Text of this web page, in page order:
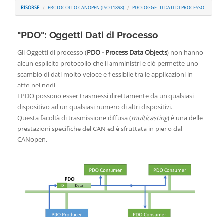
RISORSE PROTOCOLLO CANOPEN (ISO 11898) PDO: OGGETTI DATI DI PROCESSO
"PDO": Oggetti Dati di Processo
Gli Oggetti di processo (PDO - Process Data Objects) non hanno
alcun esplicito protocollo che li amministri e ciò permette uno
scambio di dati molto veloce e flessibile tra le applicazioni in
atto nei nodi.
I PDO possono esser trasmessi direttamente da un qualsiasi
dispositivo ad un qualsiasi numero di altri dispositivi.
Questa facoltà di trasmissione diffusa (multicasting) è una delle
prestazioni specifiche del CAN ed è sfruttata in pieno dal
CANopen.